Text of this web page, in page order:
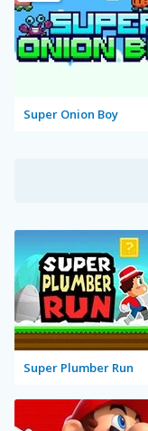
Super Onion Boy
Super Plumber Run